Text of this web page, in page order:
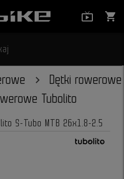
shopping_cart
Dętki rowerowe
Tubolito
S-Tubo MTB 26x1.8-2.5